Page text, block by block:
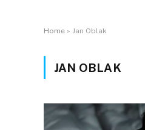
Home » Jan Oblak
JAN OBLAK